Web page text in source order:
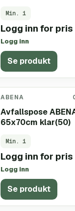
Min. 1
Logg inn for pris
Logg inn
Se produkt
ABENA
Avfallspose
65x70cm klar(50)
Min. 1
Logg inn for pris
Logg inn
Se produkt